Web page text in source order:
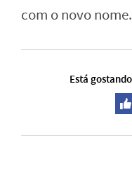
com o novo nome.
Está